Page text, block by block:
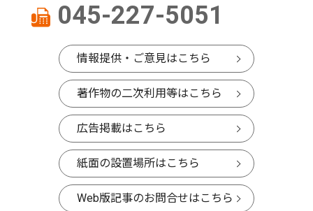
045-227-5051
情報提供・ご意見はこちら
著作物の二次利用等はこちら
広告掲載はこちら
紙面の設置場所はこちら
Web版記事のお問合せはこちら